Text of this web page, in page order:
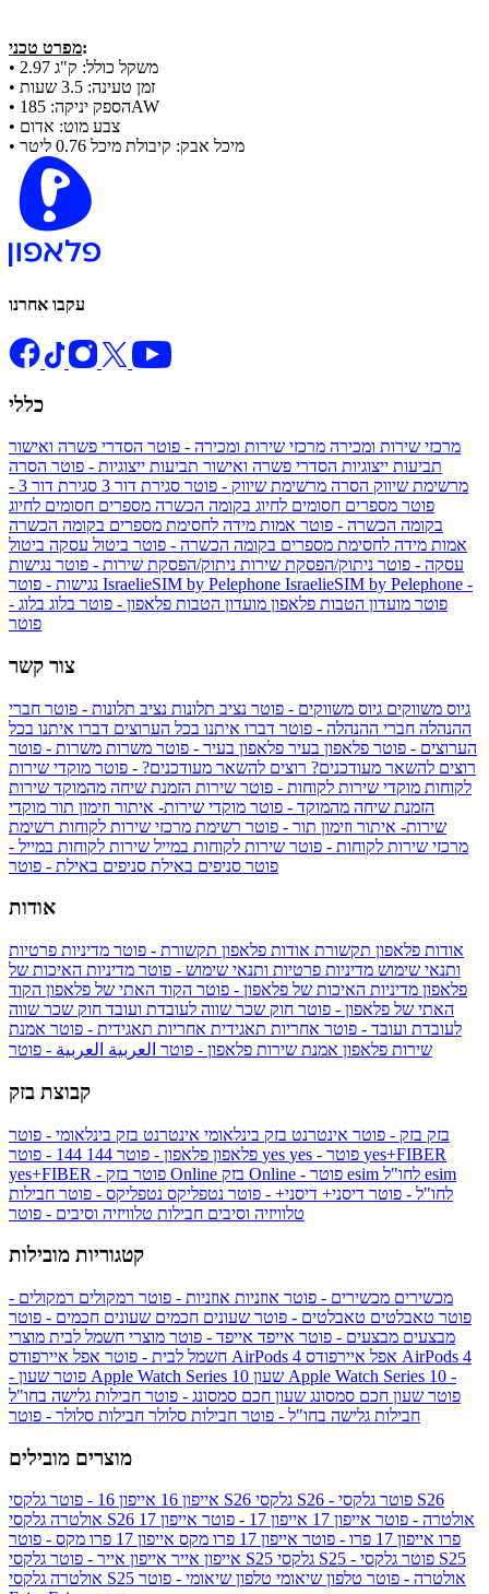
מפרט טכני:
• משקל כולל: ק"ג 2.97
• זמן טעינה: 3.5 שעות
• הספק יניקה: 185AW
• צבע מוט: אדום
• מיכל אבק: קיבולת מיכל 0.76 ליטר
עקבו אחרנו
כללי
מרכזי שירות ומכירה מרכזי שירות ומכירה - פוטר הסדרי פשרה ואישור
תביעות ייצוגיות הסדרי פשרה ואישור תביעות ייצוגיות - פוטר הסרה
מרשימת שיווק הסרה מרשימת שיווק - פוטר סגירת דור 3
סגירת דור 3 -
פוטר מספרים חסומים לחיוג בקומה הכשרה מספרים חסומים לחיוג
בקומה הכשרה - פוטר אמות מידה לחסימת מספרים בקומה הכשרה
אמות מידה לחסימת מספרים בקומה הכשרה - פוטר ביטול עסקה ביטול
עסקה - פוטר ניתוק/הפסקת שירות ניתוק/הפסקת שירות - פוטר נגישות
IsraelieSIM by Pelephone IsraelieSIM by Pelephone -
פוטר מועדון הטבות פלאפון מועדון הטבות פלאפון - פוטר בלוג בלוג -
פוטר
צור קשר
גיוס משווקים גיוס משווקים - פוטר נציב תלונות נציב תלונות - פוטר חברי
ההנהלה חברי ההנהלה - פוטר דברו איתנו בכל הערוצים דברו איתנו בכל
הערוצים - פוטר פלאפון בעיר פלאפון בעיר - פוטר משרות משרות - פוטר
רוצים להשאר מעודכנים? רוצים להשאר מעודכנים? - פוטר מוקדי שירות
לקוחות מוקדי שירות לקוחות - פוטר שירות הזמנת שיחה מהמוקד שירות
הזמנת שיחה מהמוקד - פוטר מוקדי שירות- איתור וזימון תור מוקדי
שירות- איתור וזימון תור - פוטר רשימת מרכזי שירות לקוחות רשימת
מרכזי שירות לקוחות - פוטר שירות לקוחות במייל שירות לקוחות במייל -
פוטר סניפים באילת סניפים באילת - פוטר
אודות
אודות פלאפון תקשורת אודות פלאפון תקשורת - פוטר מדיניות פרטיות
ותנאי שימוש מדיניות פרטיות ותנאי שימוש - פוטר מדיניות האיכות של
פלאפון מדיניות האיכות של פלאפון - פוטר הקוד האתי של פלאפון הקוד
האתי של פלאפון - פוטר חוק שכר שווה לעובדת ועובד חוק שכר שווה
לעובדת ועובד - פוטר אחריות תאגידית אחריות תאגידית - פוטר אמנת
שירות פלאפון אמנת שירות פלאפון - פוטר العربية العربية - פוטר
קבוצת בזק
בזק בזק - פוטר אינטרנט בזק בינלאומי אינטרנט בזק בינלאומי - פוטר
פלאפון פלאפון - פוטר 144 yes
yes+FIBER
yes+FIBER - פוטר בזק Online
esim
לחו"ל - פוטר דיסני+ דיסני+ - פוטר נטפליקס נטפליקס - פוטר חבילות
טלוויזיה וסיבים חבילות טלוויזיה וסיבים - פוטר
קטגוריות מובילות
מכשירים מכשירים - פוטר אוזניות אוזניות - פוטר רמקולים רמקולים -
פוטר טאבלטים טאבלטים - פוטר שעונים חכמים שעונים חכמים - פוטר
מבצעים מבצעים - פוטר אייפד אייפד - פוטר מוצרי חשמל לבית מוצרי
חשמל לבית - פוטר אפל איירפודס AirPods 4 אפל איירפודס AirPods 4
- פוטר שעון Apple Watch Series 10 שעון Apple Watch Series 10 -
פוטר שעון חכם סמסונג שעון חכם סמסונג - פוטר חבילות גלישה בחו"ל
חבילות גלישה בחו"ל - פוטר חבילות סלולר חבילות סלולר - פוטר
מוצרים מובילים
אייפון 16 אייפון 16 - פוטר גלקסי S26 גלקסי S26 - פוטר גלקסי S26
אולטרה
גלקסי S26 אולטרה - פוטר אייפון 17 אייפון 17 - פוטר
אייפון 17
פרו אייפון 17 פרו - פוטר אייפון 17 פרו מקס
אייפון 17 פרו מקס - פוטר
אייפון אייר אייפון אייר - פוטר גלקסי S25 גלקסי S25 - פוטר גלקסי S25
אולטרה
גלקסי S25 אולטרה - פוטר טלפון שיאומי טלפון שיאומי - פוטר